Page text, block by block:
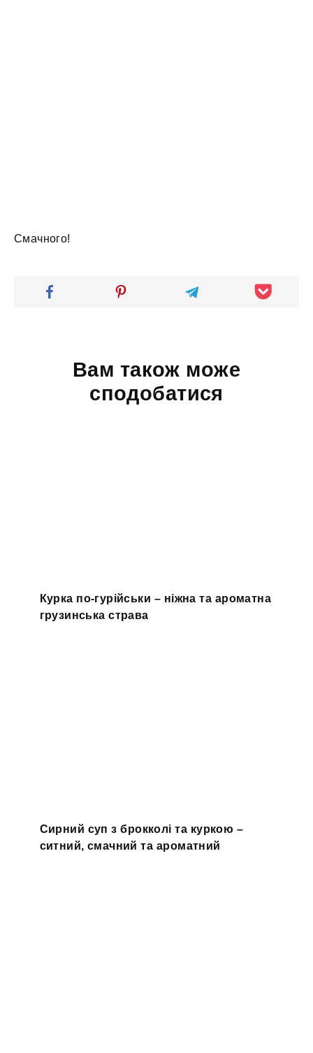
Смачного!
Вам також може
сподобатися
Курка по-гурійськи – ніжна та ароматна
грузинська страва
Сирний суп з брокколі та куркою –
ситний, смачний та ароматний